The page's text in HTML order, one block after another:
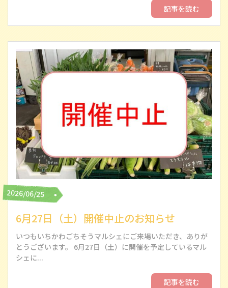
記事を読む
2026/06/25
6月27日（土）開催中止のお知らせ
いつもいちかわごちそうマルシェにご来場いただき、ありが
とうございます。 6月27日（土）に開催を予定しているマル
シェに...
記事を読む